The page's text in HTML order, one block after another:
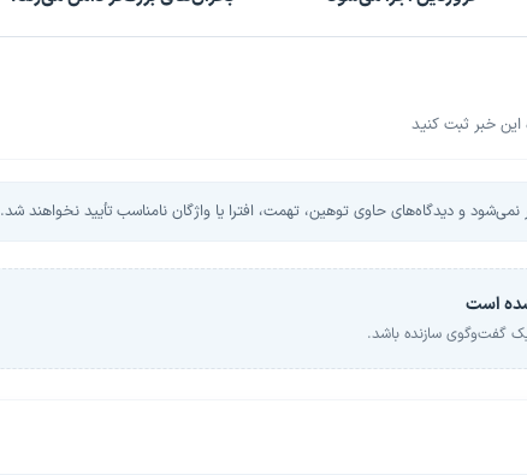
این خبر ثبت کنید
و دیدگاه‌های حاوی توهین، تهمت، افترا یا واژگان نامناسب تأیید نخواهند شد.
است
گفت‌وگوی سازنده باشد.